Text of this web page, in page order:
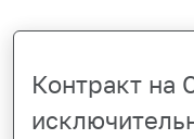
Контракт на